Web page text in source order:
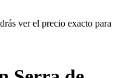
ver el precio exacto para